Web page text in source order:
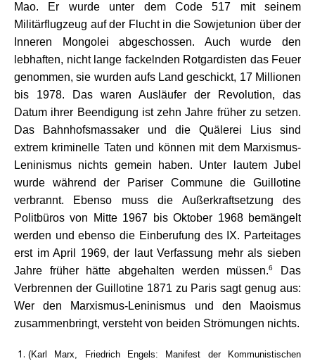
Mao. Er wurde unter dem Code 517 mit seinem
Militärflugzeug auf der Flucht in die Sowjetunion über der
Inneren Mongolei abgeschossen. Auch wurde den
lebhaften, nicht lange fackelnden Rotgardisten das Feuer
genommen, sie wurden aufs Land geschickt, 17 Millionen
bis 1978. Das waren Ausläufer der Revolution, das
Datum ihrer Beendigung ist zehn Jahre früher zu setzen.
Das Bahnhofsmassaker und die Quälerei Lius sind
extrem kriminelle Taten und können mit dem Marxismus-
Leninismus nichts gemein haben. Unter lautem Jubel
wurde während der Pariser Commune die Guillotine
verbrannt. Ebenso muss die Außerkraftsetzung des
Politbüros von Mitte 1967 bis Oktober 1968 bemängelt
werden und ebenso die Einberufung des IX. Parteitages
erst im April 1969, der laut Verfassung mehr als sieben
Jahre früher hätte abgehalten werden müssen.6
Das
Verbrennen der Guillotine 1871 zu Paris sagt genug aus:
Wer den Marxismus-Leninismus und den Maoismus
zusammenbringt, versteht von beiden Strömungen nichts.
(Karl Marx, Friedrich Engels: Manifest der Kommunistischen